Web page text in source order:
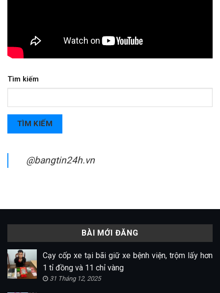
Tìm kiếm
TÌM KIẾM
@bangtin24h.vn
BÀI MỚI ĐĂNG
Cạy cốp xe tại bãi giữ xe bệnh viện, trộm lấy hơn
1 tỉ đồng và 11 chỉ vàng
31 Tháng 12, 2025